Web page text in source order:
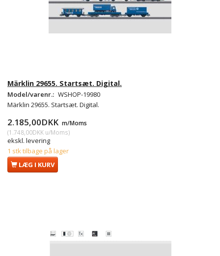
Märklin 29655. Startsæt. Digital.
Model/varenr.: WSHOP-19980
Märklin 29655. Startsæt. Digital.
2.185,00DKK m/Moms
(1.748,00DKK u/Moms)
ekskl. levering
1 stk tilbage på lager
LÆG I KURV